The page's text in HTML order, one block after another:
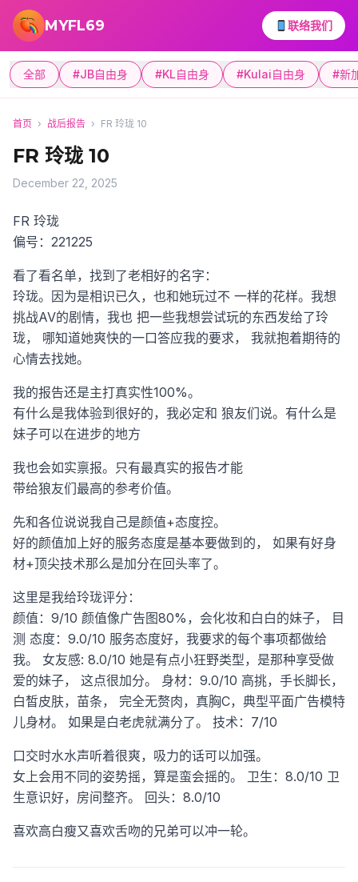
跳转到主要内容
MYFL69 联络我们
全部 #JB自由身 #KL自由身 #Kulai自由身 #新
首页 › 战后报告 › FR 玲珑 10
FR 玲珑 10
December 22, 2025
FR 玲珑
偏号：221225
看了看名单，找到了老相好的名字：
玲珑。因为是相识已久，也和她玩过不 一样的花样。我想
挑战AV的剧情，我也 把一些我想尝试玩的东西发给了玲
珑，
哪知道她爽快的一口答应我的要求，
我就抱着期待的
心情去找她。
我的报告还是主打真实性100%。
有什么是我体验到很好的，我必定和 狼友们说。有什么是
妹子可以在进步的地方
我也会如实禀报。只有最真实的报告才能
带给狼友们最高的参考价值。
先和各位说说我自己是颜值+态度控。
好的颜值加上好的服务态度是基本要做到的，
如果有好身
材+顶尖技术那么是加分在回头率了。
这里是我给玲珑评分：
颜值：9/10 颜值像广告图80%，会化妆和白白的妹子，
目
测 态度：9.0/10 服务态度好，我要求的每个事项都做给
我。
女友感: 8.0/10 她是有点小狂野类型，是那种享受做
爱的妹子，
这点很加分。 身材：9.0/10 高挑，手长脚长，
白皙皮肤，苗条，
完全无赘肉，真胸C，典型平面广告模特
儿身材。
如果是白老虎就满分了。 技术：7/10
口交时水水声听着很爽，吸力的话可以加强。
女上会用不同的姿势摇，算是蛮会摇的。
卫生：8.0/10 卫
生意识好，房间整齐。
回头：8.0/10
喜欢高白瘦又喜欢舌吻的兄弟可以冲一轮。